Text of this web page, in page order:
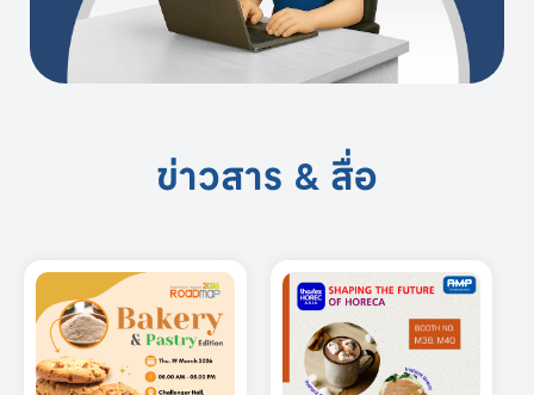
ข่าวสาร & สื่อ